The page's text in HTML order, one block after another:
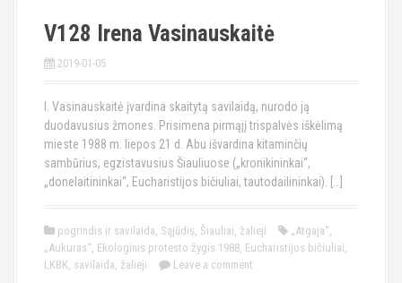
V128 Irena Vasinauskaitė
2019-01-05
I. Vasinauskaitė įvardina skaitytą savilaidą, nurodo ją
duodavusius žmones. Prisimena pirmąjį trispalvės iškėlimą
mieste 1988 m. liepos 21 d. Abu išvardina kitaminčių
sambūrius, egzistavusius Šiauliuose („kronikininkai“,
„donelaitininkai“, Eucharistijos bičiuliai, tautodailininkai). […]
pogrindis ir savilaida, Sąjūdis, Šiauliai, žalieji „Atgaja“,
„Aukuras“, Ekologinis protesto žygis 1988, Eucharistijos bičiuliai,
LKBK, savilaida, žalieji Leave a comment